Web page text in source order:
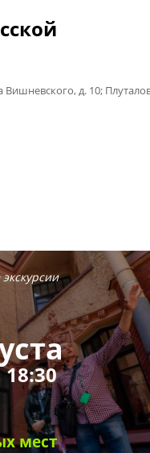
Вишневского, д. 10;
мест